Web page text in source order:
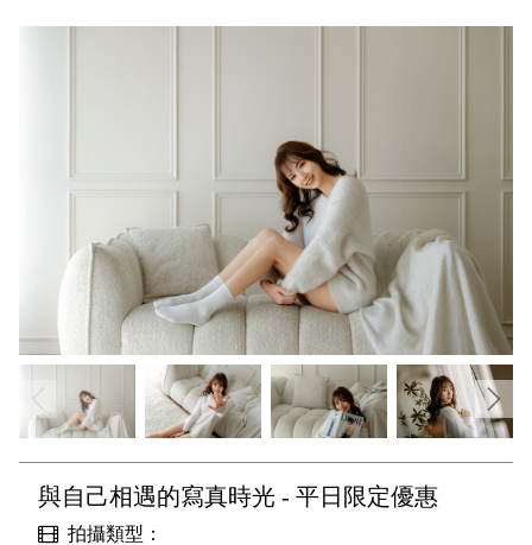
與自己相遇的寫真時光 - 平日限定優惠
拍攝類型：